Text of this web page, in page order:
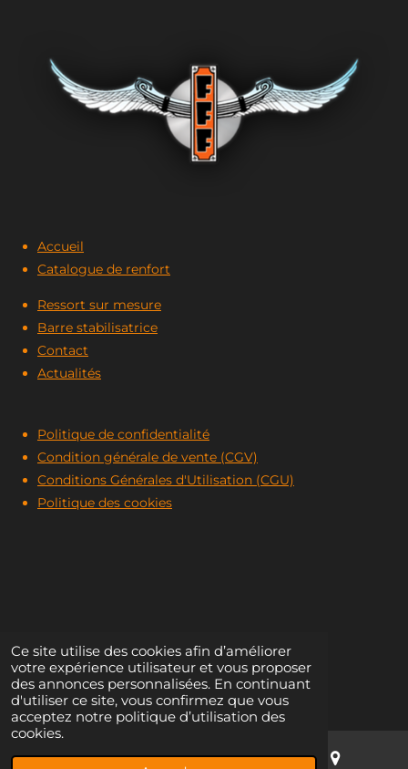
Ce site utilise des cookies afin d’améliorer
votre expérience utilisateur et vous proposer
des annonces personnalisées. En continuant
d'utiliser ce site, vous confirmez que vous
acceptez notre politique d’utilisation des
cookies.
Accueil
Catalogue de renfort
Ressort sur mesure
Barre stabilisatrice
Contact
Actualités
Politique de confidentialité
Condition générale de vente (CGV)
Conditions Générales d'Utilisation (CGU)
Politique des cookies
© 2024 Forges Filet & fils